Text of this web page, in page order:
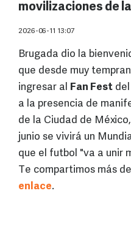
movilizaciones de
2026-06-11 13:07
Brugada dio la
que desde muy
ingresar al
Fan Fest
a la presencia de
de la Ciudad de
junio se vivirá un
que el futbol "va a unir
Te compartimos más
enlace.